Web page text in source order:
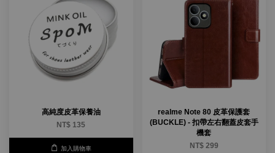
高純度皮革保養油
NT$ 135
加入購物車
realme Note 80 皮革保護套
(BUCKLE) - 扣帶左右翻蓋皮套手
機套
NT$ 299